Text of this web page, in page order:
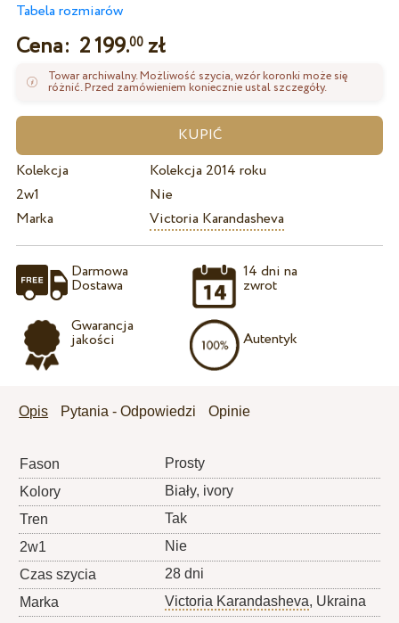
Tabela rozmiarów
Cena: 2 199.00zł
Towar archiwalny. Możliwość szycia, wzór koronki może się
różnić. Przed zamówieniem koniecznie ustal szczegóły.
Kolekcja
Kolekcja 2014 roku
2w1
Nie
Marka
Victoria Karandasheva
Darmowa
Dostawa
Gwarancja
jakości
14 dni na
zwrot
Autentyk
Opis Pytania - Odpowiedzi Opinie
Fason
Prosty
Kolory
Biały, ivory
Tren
Tak
2w1
Nie
Czas szycia
28 dni
Marka
Victoria Karandasheva, Ukraina